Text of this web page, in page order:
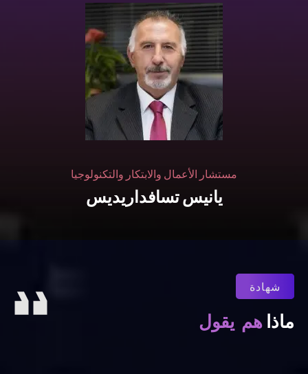
مستشار الأعمال والابتكار والتكنولوجيا
يانيس تسافداريديس
شهادة
ماذا هم يقول